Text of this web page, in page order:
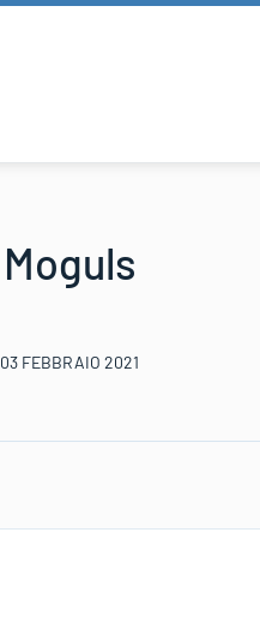
Moguls
03 FEBBRAIO 2021